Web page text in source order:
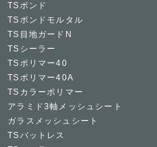
TSボンド
TSボンドモルタル
TS目地ガードN
TSシーラー
TSポリマー40
TSポリマー40A
TSカラーポリマー
アラミド3軸メッシュシート
ガラスメッシュシート
TSバットレス